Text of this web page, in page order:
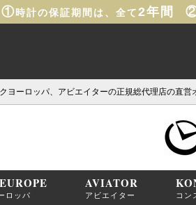
① 時計の保証期間は、全て2年間
ヨーロッパ、アビエイターの正規総代理店の直営
ロッパ
AVIATOR
アビエイター コン